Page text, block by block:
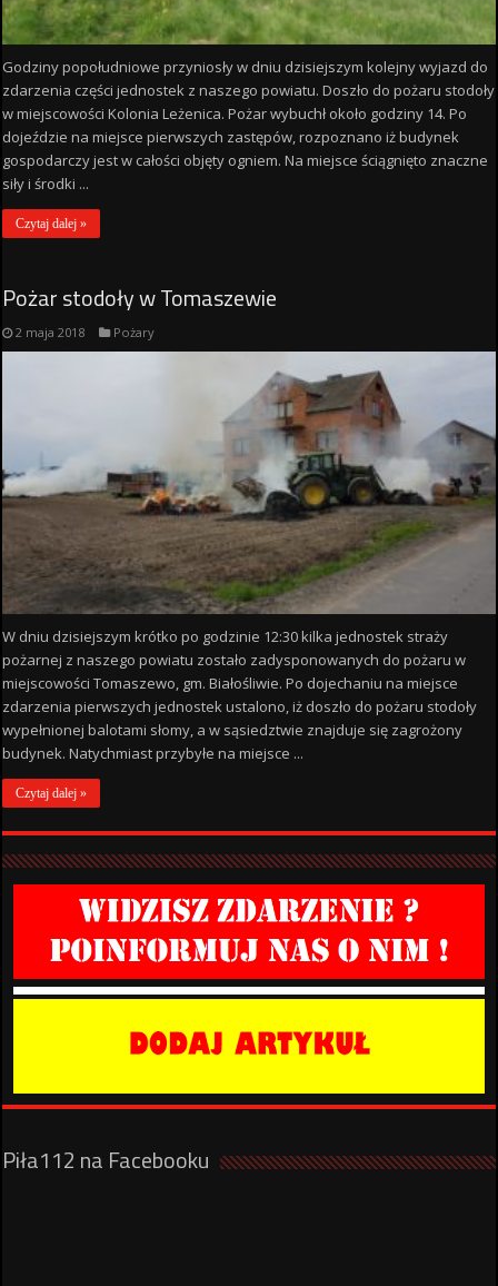
Godziny popołudniowe przyniosły w dniu dzisiejszym kolejny wyjazd do
zdarzenia części jednostek z naszego powiatu. Doszło do pożaru stodoły
w miejscowości Kolonia Leżenica. Pożar wybuchł około godziny 14. Po
dojeździe na miejsce pierwszych zastępów, rozpoznano iż budynek
gospodarczy jest w całości objęty ogniem. Na miejsce ściągnięto znaczne
siły i środki ...
Czytaj dalej »
Pożar stodoły w Tomaszewie
2 maja 2018 Pożary
W dniu dzisiejszym krótko po godzinie 12:30 kilka jednostek straży
pożarnej z naszego powiatu zostało zadysponowanych do pożaru w
miejscowości Tomaszewo, gm. Białośliwie. Po dojechaniu na miejsce
zdarzenia pierwszych jednostek ustalono, iż doszło do pożaru stodoły
wypełnionej balotami słomy, a w sąsiedztwie znajduje się zagrożony
budynek. Natychmiast przybyłe na miejsce ...
Czytaj dalej »
Piła112 na Facebooku